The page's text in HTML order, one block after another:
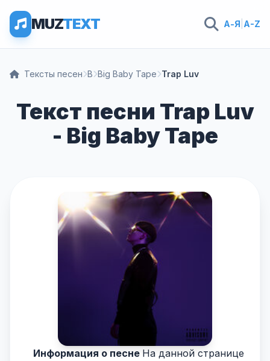
MUZTEXT А-Я A-Z
Тексты песен B Big Baby Tape Trap Luv
Текст песни Trap Luv
- Big Baby Tape
Информация о песне На данной странице